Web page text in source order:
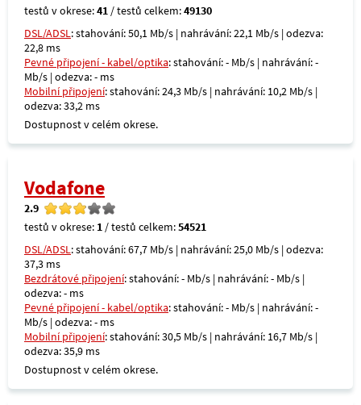
testů v okrese:41 / testů celkem:49130
DSL/ADSL: stahování: 50,1 Mb/s | nahrávání: 22,1 Mb/s | odezva:
22,8 ms
Pevné připojení - kabel/optika: stahování: - Mb/s | nahrávání: -
Mb/s | odezva: - ms
Mobilní připojení: stahování: 24,3 Mb/s | nahrávání: 10,2 Mb/s |
odezva: 33,2 ms
Dostupnost v celém okrese.
Vodafone
2.9
testů v okrese: 1 / testů celkem:54521
DSL/ADSL: stahování: 67,7 Mb/s | nahrávání: 25,0 Mb/s | odezva:
37,3 ms
Bezdrátové připojení: stahování: - Mb/s | nahrávání: - Mb/s |
odezva: - ms
Pevné připojení - kabel/optika: stahování: - Mb/s | nahrávání: -
Mb/s | odezva: - ms
Mobilní připojení: stahování: 30,5 Mb/s | nahrávání: 16,7 Mb/s |
odezva: 35,9 ms
Dostupnost v celém okrese.